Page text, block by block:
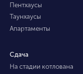
Пентхаусы
Таунхаусы
Апартаменты
Сдача
На стадии котлована